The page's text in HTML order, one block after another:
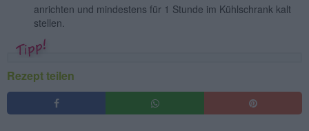
anrichten und mindestens für 1 Stunde im Kühlschrank kalt
stellen.
Rezept teilen